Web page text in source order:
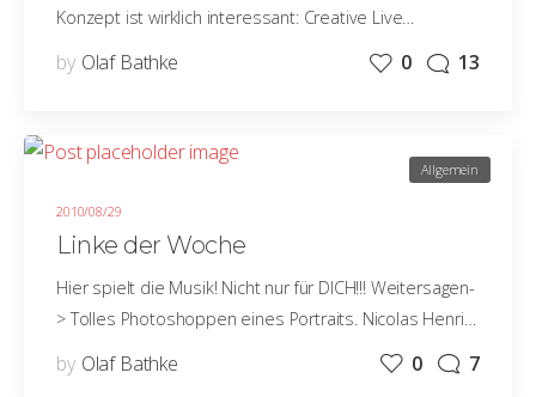
Konzept ist wirklich interessant: Creative Live…
by Olaf Bathke 0 13
2010/08/29
Allgemein
Linke der Woche
Hier spielt die Musik! Nicht nur für DICH!!! Weitersagen-
> Tolles Photoshoppen eines Portraits. Nicolas Henri…
by Olaf Bathke 0 7